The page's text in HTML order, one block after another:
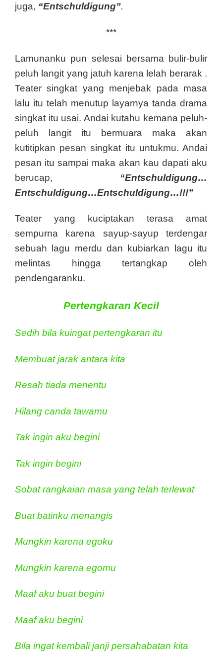
juga, “Entschuldigung”.
***
Lamunanku pun selesai bersama bulir-bulir
peluh langit yang jatuh karena lelah berarak .
Teater singkat yang menjebak pada masa
lalu itu telah menutup layarnya tanda drama
singkat itu usai. Andai kutahu kemana peluh-
peluh langit itu bermuara maka akan
kutitipkan pesan singkat itu untukmu. Andai
pesan itu sampai maka akan kau dapati aku
berucap, “Entschuldigung…
Entschuldigung…Entschuldigung…!!!”
Teater yang kuciptakan terasa amat
sempurna karena sayup-sayup terdengar
sebuah lagu merdu dan kubiarkan lagu itu
melintas hingga tertangkap oleh
pendengaranku.
Pertengkaran Kecil
Sedih bila kuingat pertengkaran itu
Membuat jarak antara kita
Resah tiada menentu
Hilang canda tawamu
Tak ingin aku begini
Tak ingin begini
Sobat rangkaian masa yang telah terlewat
Buat batinku menangis
Mungkin karena egoku
Mungkin karena egomu
Maaf aku buat begini
Maaf aku begini
Bila ingat kembali janji persahabatan kita